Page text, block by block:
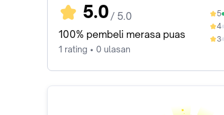
5.0 / 5.0
100% pembeli merasa puas
1 rating • 0 ulasan
5
4
0%
3
0%